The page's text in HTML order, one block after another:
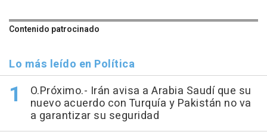
Contenido patrocinado
Lo más leído en Política
O.Próximo.- Irán avisa a Arabia Saudí que su
nuevo acuerdo con Turquía y Pakistán no va
a garantizar su seguridad